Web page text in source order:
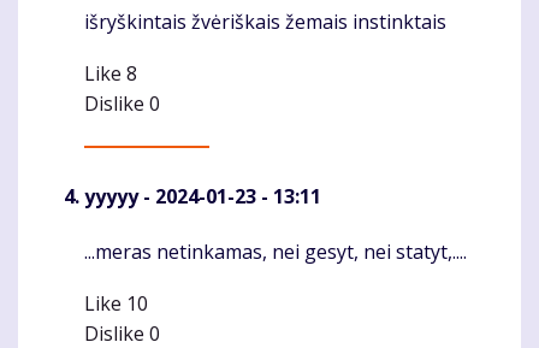
išryškintais žvėriškais žemais instinktais
Like 8
Dislike 0
yyyyy- 2024-01-23 - 13:11
Komentaras
...meras netinkamas, nei gesyt, nei statyt,....
Like 10
Dislike 0